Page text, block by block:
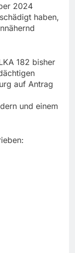
2024
haben,
182 bisher
auf Antrag
und einem